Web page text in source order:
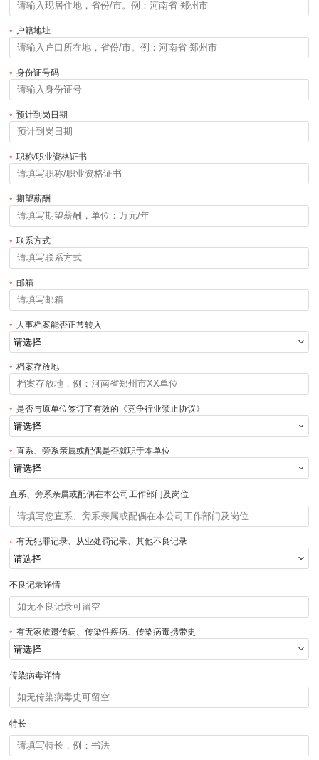
户籍地址
身份证号码
预计到岗日期
职称/职业资格证书
期望薪酬
联系方式
邮箱
人事档案能否正常转入
档案存放地
是否与原单位签订了有效的《竞争行业禁止协议》
直系、旁系亲属或配偶是否就职于本单位
直系、旁系亲属或配偶在本公司工作部门及岗位
有无犯罪记录、从业处罚记录、其他不良记录
不良记录详情
有无家族遗传病、传染性疾病、传染病毒携带史
传染病毒详情
特长